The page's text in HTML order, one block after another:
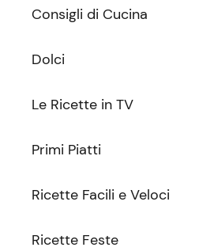
Consigli di Cucina
Dolci
Le Ricette in TV
Primi Piatti
Ricette Facili e Veloci
Ricette Feste